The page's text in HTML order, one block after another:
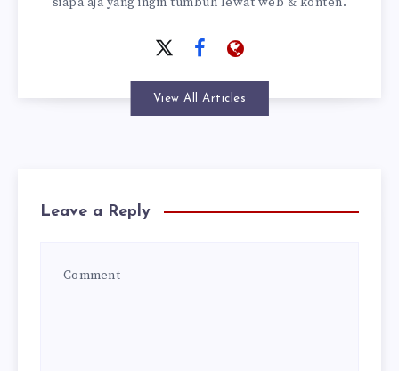
View All Articles
Leave a Reply